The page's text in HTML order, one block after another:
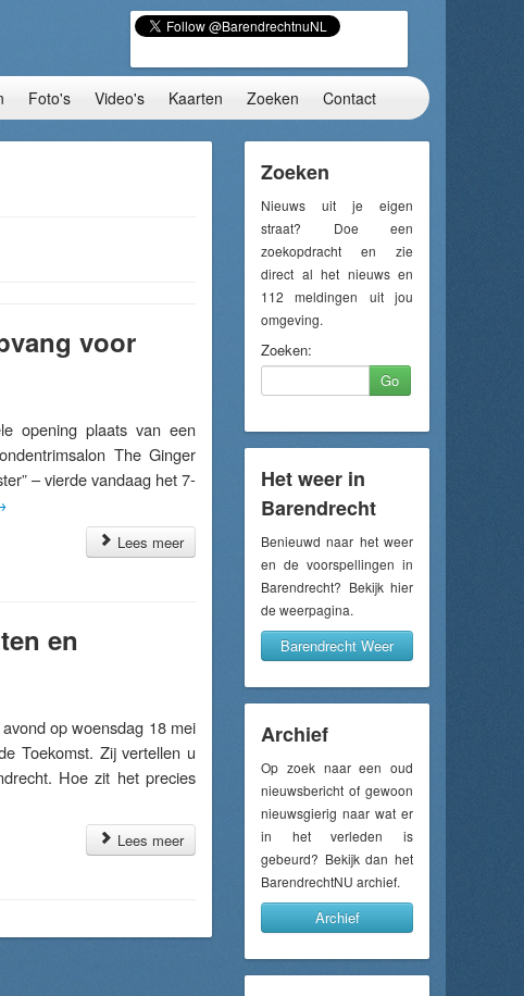
Foto's Video's Kaarten Zoeken Contact
voor
opening plaats van een
The Ginger
– vierde vandaag het 7-
Lees meer
en
op woensdag 18 mei
Toekomst. Zij vertellen u
Hoe zit het precies
Lees meer
Zoeken
Nieuws uit je eigen
straat? Doe een
zoekopdracht en zie
direct al het nieuws en
112 meldingen uit jou
omgeving.
Zoeken:
Go
Het weer in
Barendrecht
Benieuwd naar het weer
en de voorspellingen in
Barendrecht? Bekijk hier
de weerpagina.
Barendrecht Weer
Archief
Op zoek naar een oud
nieuwsbericht of gewoon
nieuwsgierig naar wat er
in het verleden is
gebeurd? Bekijk dan het
BarendrechtNU archief.
Archief